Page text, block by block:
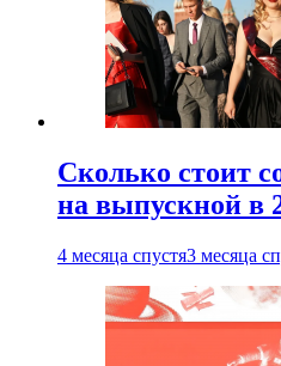
Сколько стоит
на выпускной в
4 месяца спустя3 месяца